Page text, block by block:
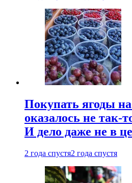
Покупать ягоды на
оказалось не так-
И дело даже не в
2 года спустя2 года спустя